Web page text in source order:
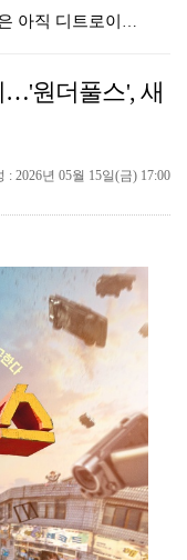
스쿠발, 다저스 왔으나 마음은 아직 디트로이트에…"다시…
'김부장' 시즌2 흥행 잇는다…판타지오, IP 제작·매…
렵네
…'원더풀스', 새
: 2026년 05월 15일(금) 17:00